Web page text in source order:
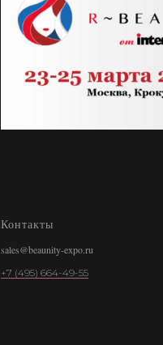
Контакты
sales@beaunity-expo.ru
+7 (495) 664-49-55